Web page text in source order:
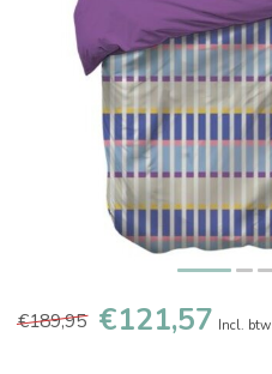
€189,95 €121,57 Incl. btw